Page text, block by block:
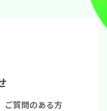
ご質問のある方